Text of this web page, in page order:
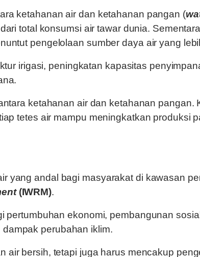
ketahanan air dan ketahanan pangan (
total konsumsi air tawar dunia.
pengelolaan sumber daya air yang
irigasi, peningkatan kapasitas
ketahanan air dan ketahanan pangan.
tetes air mampu meningkatkan produksi
yang andal bagi masyarakat di kawasan
(IWRM).
ekonomi, pembangunan
perubahan iklim.
bersih, tetapi juga harus mencakup